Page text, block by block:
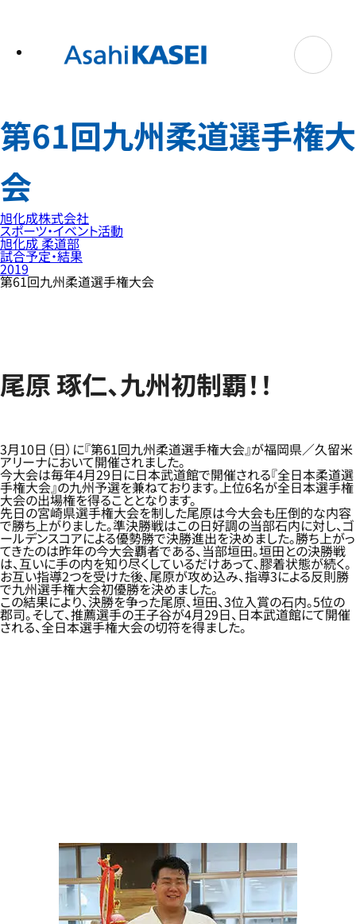
第61回九州柔道選手権大
会
旭化成株式会社
スポーツ・イベント活動
旭化成 柔道部
試合予定・結果
2019
第61回九州柔道選手権大会
尾原 琢仁、九州初制覇！！
3月10日（日）に『第61回九州柔道選手権大会』が福岡県／久留米
アリーナにおいて開催されました。
今大会は毎年4月29日に日本武道館で開催される『全日本柔道選
手権大会』の九州予選を兼ねております。上位6名が全日本選手権
大会の出場権を得ることとなります。
先日の宮崎県選手権大会を制した尾原は今大会も圧倒的な内容
で勝ち上がりました。準決勝戦はこの日好調の当部石内に対し、ゴ
ールデンスコアによる優勢勝で決勝進出を決めました。勝ち上がっ
てきたのは昨年の今大会覇者である、当部垣田。垣田との決勝戦
は、互いに手の内を知り尽くしているだけあって、膠着状態が続く。
お互い指導2つを受けた後、尾原が攻め込み、指導3による反則勝
で九州選手権大会初優勝を決めました。
この結果により、決勝を争った尾原、垣田、3位入賞の石内。5位の
郡司。そして、推薦選手の王子谷が4月29日、日本武道館にて開催
される、全日本選手権大会の切符を得ました。